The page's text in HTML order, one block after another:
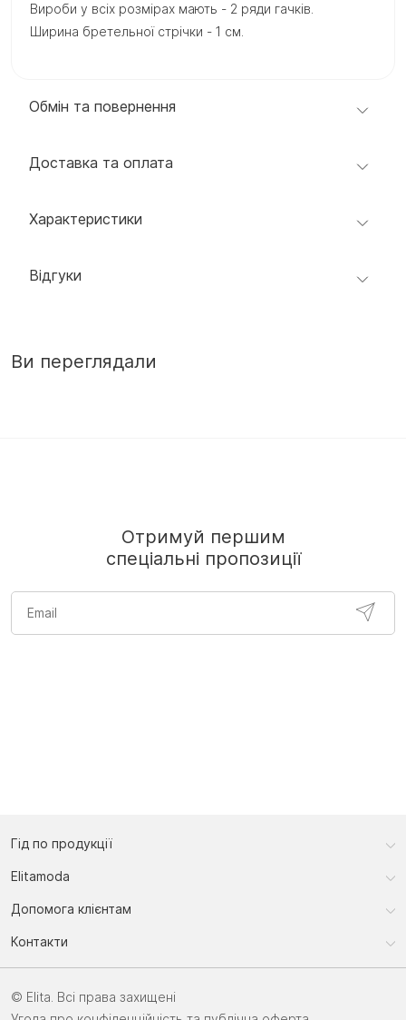
Вироби у всіх розмірах мають - 2 ряди гачків.
Ширина бретельної стрічки - 1 см.
Обмін та повернення
Доставка та оплата
Характеристики
Відгуки
Ви переглядали
Отримуй першим
спеціальні пропозиції
Гід по продукції
Elitamoda
Допомога клієнтам
Контакти
© Elita. Всі права захищені